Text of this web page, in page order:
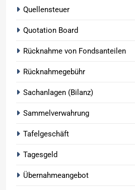
Quellensteuer
Quotation Board
Rücknahme von Fondsanteilen
Rücknahmegebühr
Sachanlagen (Bilanz)
Sammelverwahrung
Tafelgeschäft
Tagesgeld
Übernahmeangebot